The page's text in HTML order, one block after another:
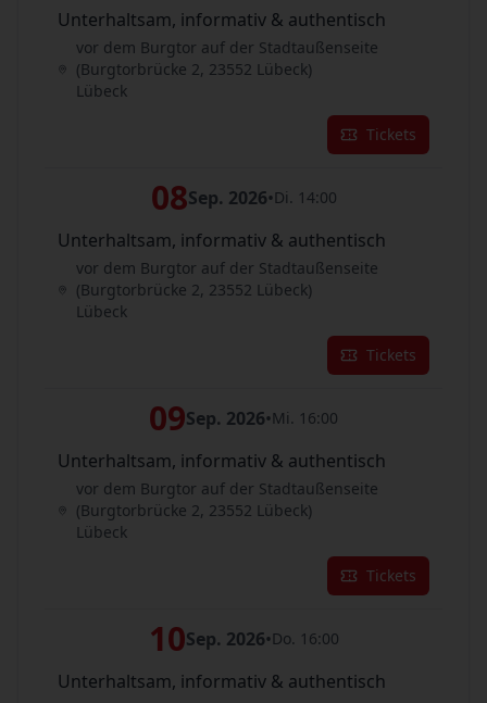
Unterhaltsam, informativ & authentisch
vor dem Burgtor auf der Stadtaußenseite
(Burgtorbrücke 2, 23552 Lübeck)
Lübeck
Tickets
08Sep. 2026•Di. 14:00
Unterhaltsam, informativ & authentisch
vor dem Burgtor auf der Stadtaußenseite
(Burgtorbrücke 2, 23552 Lübeck)
Lübeck
Tickets
09Sep. 2026•Mi. 16:00
Unterhaltsam, informativ & authentisch
vor dem Burgtor auf der Stadtaußenseite
(Burgtorbrücke 2, 23552 Lübeck)
Lübeck
Tickets
10Sep. 2026•Do. 16:00
Unterhaltsam, informativ & authentisch